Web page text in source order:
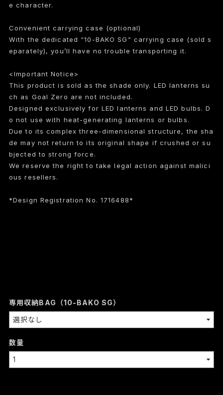
e character.
Convenient carrying case (optional)
With the dedicated “10-BAKO SG” carrying case (sold s
eparately), you’ll have no trouble transporting it.
<Important Notice>
This product is sold as the shade only. LED lanterns su
ch as Goal Zero are not included.
Designed exclusively for LED lanterns and LED bulbs. D
o not use with heat-generating lanterns or bulbs.
Due to its complex three-dimensional structure, the sha
de may not return to its original shape if crushed or su
bjected to strong force.
We reserve the right to take legal action against malici
ous resellers.
*Design Registration No. 1716488*
専用収納BAG（10-BAKO SG）
数量